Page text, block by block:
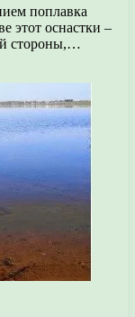
поплавка
этот оснастки –
стороны,…